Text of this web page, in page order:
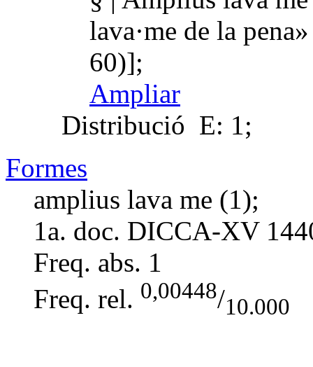
lava·me de la
60)];
Ampliar
Distribució E: 1;
Formes
amplius lava me (1);
1a. doc. DICCA-XV
Freq. abs. 1
Freq. rel. 0,00448/10.000